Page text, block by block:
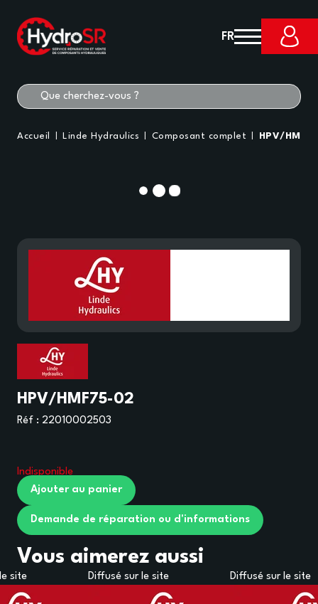
FR
Accueil Linde Hydraulics Composant complet HPV/
HPV/HMF75-02
Réf : 22010002503
Indisponible
Ajouter au panier
Demande de réparation ou d'informations
Vous aimerez aussi
site Diffusé sur le site Diffusé sur le site